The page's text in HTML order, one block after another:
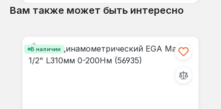
Вам также может быть интересно
В наличии